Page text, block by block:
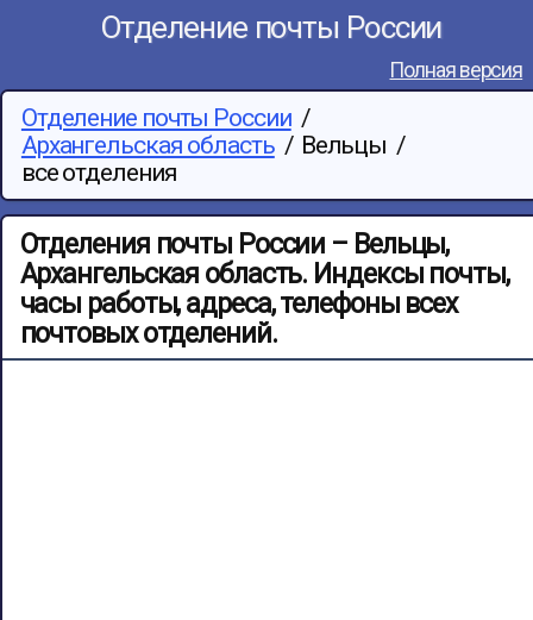
Отделение почты России
Полная версия
Отделение почты России /
Архангельская область / Вельцы /
все отделения
Отделения почты России – Вельцы,
Архангельская область. Индексы почты,
часы работы, адреса, телефоны всех
почтовых отделений.